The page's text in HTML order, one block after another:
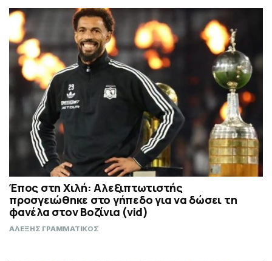
Έπος στη Χιλή: Αλεξιπτωτιστής
προσγειώθηκε στο γήπεδο για να δώσει τη
φανέλα στον Βοζίνια (vid)
ΑΛΕΞΗΣ ΓΡΑΜΜΑΤΙΚΟΣ